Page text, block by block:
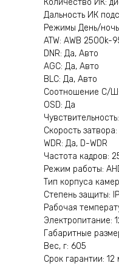
Количество ИК:
Дальность ИК
Режимы День/
ATW: AWB 2500k-
DNR: Да, Авто
AGC: Да, Авто
BLC: Да, Авто
Соотношение С/
OSD: Да
Скорость
WDR: Да, D-WDR
Частота кадров:
Режим работы:
Тип корпуса
Степень защиты:
Рабочая
Электропитание:
Габаритные
Вес, г: 605
Срок гарантии: 12